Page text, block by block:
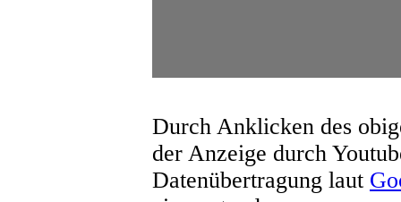
Durch Anklicken des
der Anzeige durch
Datenübertragung laut